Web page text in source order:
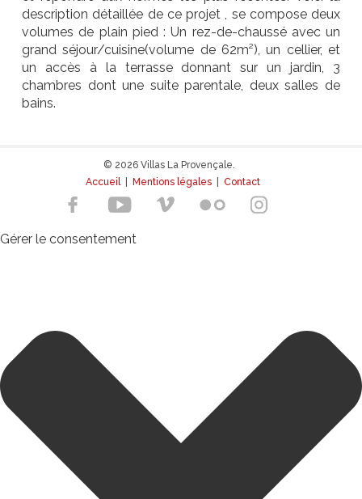
description détaillée de ce projet , se compose deux
volumes de plain pied : Un rez-de-chaussé avec un
grand séjour/cuisine(volume de 62m²), un cellier, et
un accès à la terrasse donnant sur un jardin, 3
chambres dont une suite parentale, deux salles de
bains.
© 2026 Villas La Provençale.
Accueil| Mentions légales Contact
Gérer le consentement